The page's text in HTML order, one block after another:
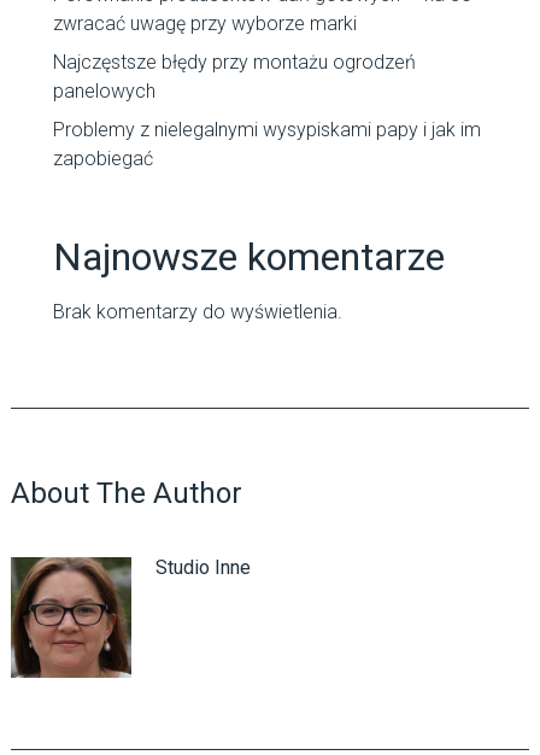
zwracać uwagę przy wyborze marki
Najczęstsze błędy przy montażu ogrodzeń
panelowych
Problemy z nielegalnymi wysypiskami papy i jak im
zapobiegać
Najnowsze komentarze
Brak komentarzy do wyświetlenia.
About The Author
Studio Inne